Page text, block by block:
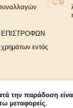
ΕΠΙΣΤΡΟΦΏΝ
εντός
την παράδοση
μεταφορείς.